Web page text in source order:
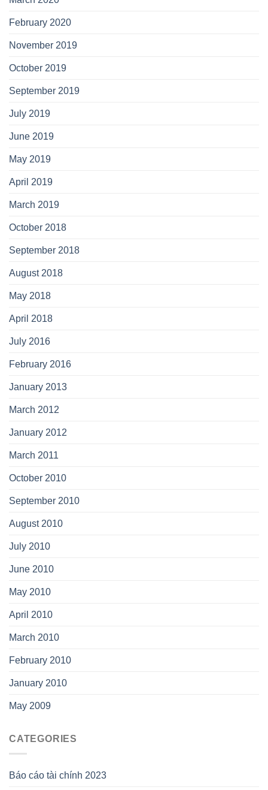
February 2020
November 2019
October 2019
September 2019
July 2019
June 2019
May 2019
April 2019
March 2019
October 2018
September 2018
August 2018
May 2018
April 2018
July 2016
February 2016
January 2013
March 2012
January 2012
March 2011
October 2010
September 2010
August 2010
July 2010
June 2010
May 2010
April 2010
March 2010
February 2010
January 2010
May 2009
CATEGORIES
Báo cáo tài chính 2023